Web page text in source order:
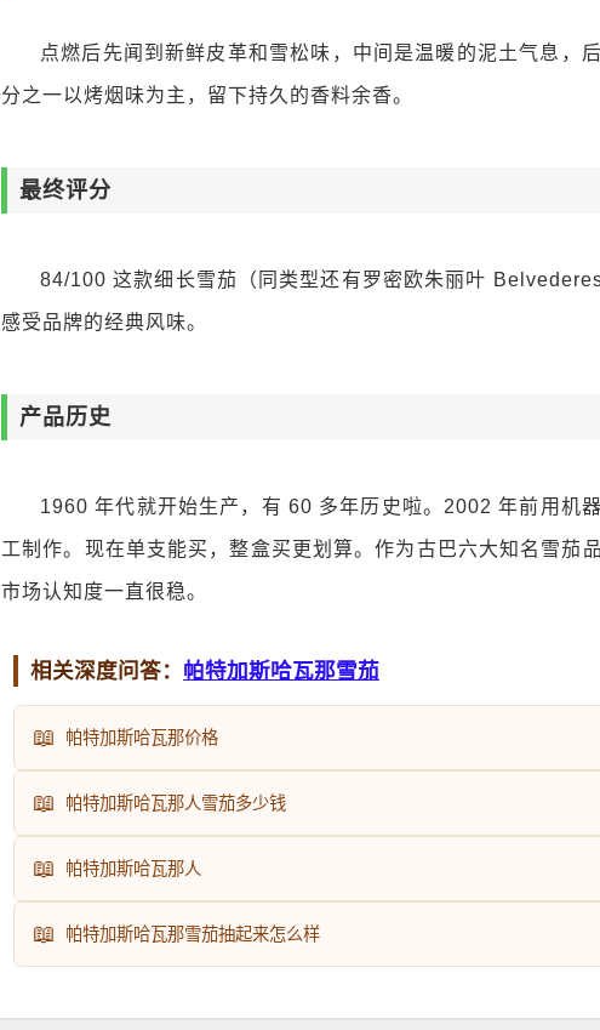
点燃后先闻到新鲜皮革和雪松味，中间是温暖的泥土气息，
分之一以烤烟味为主，留下持久的香料余香。
最终评分
84/100 这款细长雪茄（同类型还有罗密欧朱丽叶
感受品牌的经典风味。
产品历史
1960 年代就开始生产，有 60 多年历史啦。2002 年前用机
工制作。现在单支能买，整盒买更划算。作为古巴六大知名雪茄
市场认知度一直很稳。
相关深度问答： 帕特加斯哈瓦那雪茄
📖 帕特加斯哈瓦那价格
📖 帕特加斯哈瓦那人雪茄多少钱
📖 帕特加斯哈瓦那人
📖 帕特加斯哈瓦那雪茄抽起来怎么样